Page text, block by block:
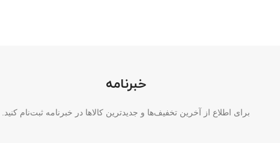
خبرنامه
برای اطلاع از آخرین تخفیف‌ها و جدیدترین کالاها در خبرنامه ثبت‌نام کنید.